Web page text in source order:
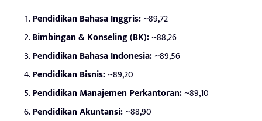
Pendidikan Bahasa Inggris:~89,72
Bimbingan & Konseling (BK):~88,26
Pendidikan Bahasa Indonesia:~89,56
Pendidikan Bisnis:~89,20
Pendidikan Manajemen Perkantoran:~89,10
Pendidikan Akuntansi:~88,90